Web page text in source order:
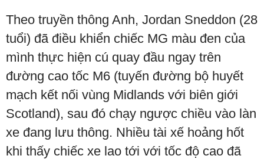
Theo truyền thông Anh, Jordan Sneddon (28
tuổi) đã điều khiển chiếc MG màu đen của
mình thực hiện cú quay đầu ngay trên
đường cao tốc M6 (tuyến đường bộ huyết
mạch kết nối vùng Midlands với biên giới
Scotland), sau đó chạy ngược chiều vào làn
xe đang lưu thông. Nhiều tài xế hoảng hốt
khi thấy chiếc xe lao tới với tốc độ cao đã